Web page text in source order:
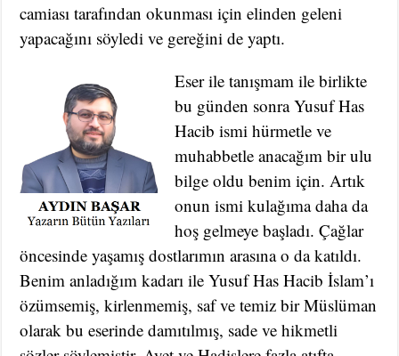
camiası tarafından okunması için elinden geleni
yapacağını söyledi ve gereğini de yaptı.
Eser ile tanışmam ile birlikte
bu günden sonra Yusuf Has
Hacib ismi hürmetle ve
muhabbetle anacağım bir ulu
bilge oldu benim için. Artık
onun ismi kulağıma daha da
hoş gelmeye başladı. Çağlar
öncesinde yaşamış dostlarımın arasına o da katıldı.
Benim anladığım kadarı ile Yusuf Has Hacib İslam’ı
özümsemiş, kirlenmemiş, saf ve temiz bir Müslüman
olarak bu eserinde damıtılmış, sade ve hikmetli